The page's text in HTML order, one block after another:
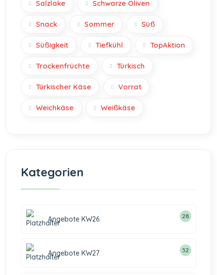
Salzlake Schwarze Oliven
Snack Sommer Süß
Süßigkeit Tiefkühl TopAktion
Trockenfrüchte Türkisch
Türkischer Käse Vorrat
Weichkäse Weißkäse
Kategorien
Angebote KW26 28
Angebote KW27 52